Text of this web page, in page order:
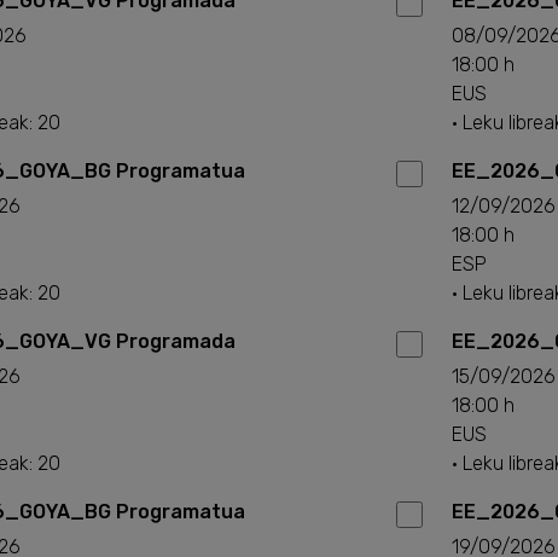
20
08/09/
18:00 h
EUS
· Leku
Programatua
20
12/09/2026
18:00 h
ESP
· Leku
Programada
20
15/09/2026
18:00 h
EUS
· Leku
Programatua
19/09/2026